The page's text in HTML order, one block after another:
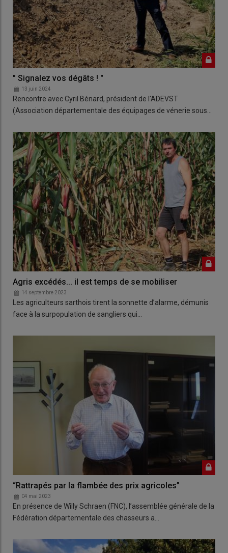
" Signalez vos dégâts ! "
13 juin 2024
Rencontre avec Cyril Bénard, président de l'ADEVST
(Association départementale des équipages de vénerie sous…
Agris excédés... il est temps de se mobiliser
14 septembre 2023
Les agriculteurs sarthois tirent la sonnette d’alarme, démunis
face à la surpopulation de sangliers qui…
“Rattrapés par la flambée des prix agricoles”
04 mai 2023
En présence de Willy Schraen (FNC), l’assemblée générale de la
Fédération départementale des chasseurs a…